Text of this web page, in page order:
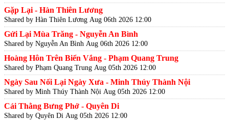
Gặp Lại - Hàn Thiên Lương
Shared by Hàn Thiên Lương Aug 06th 2026 12:00
Gửi Lại Mùa Trăng - Nguyễn An Bình
Shared by Nguyễn An Bình Aug 06th 2026 12:00
Hoàng Hôn Trên Biển Vắng - Phạm Quang Trung
Shared by Phạm Quang Trung Aug 05th 2026 12:00
Ngày Sau Nối Lại Ngày Xưa - Minh Thúy Thành Nội
Shared by Minh Thúy Thành Nội Aug 05th 2026 12:00
Cái Thằng Bưng Phở - Quyên Di
Shared by Quyên Di Aug 05th 2026 12:00